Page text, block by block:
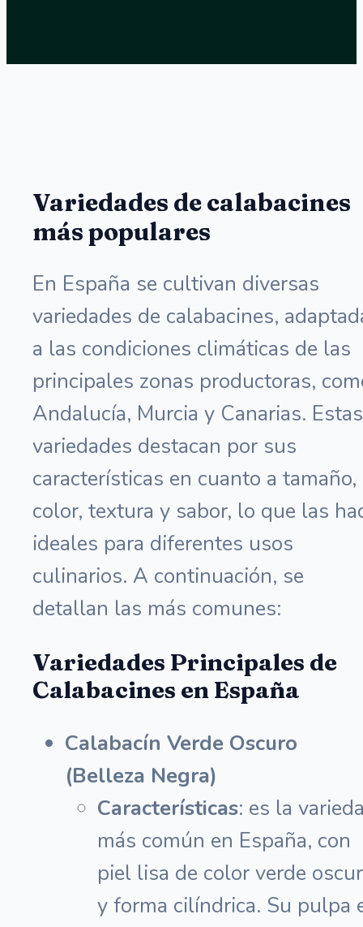
Variedades de calabacines
más populares
En España se cultivan diversas
variedades de calabacines,
a las condiciones climáticas de las
principales zonas productoras,
Andalucía, Murcia y Canarias. Estas
variedades destacan por sus
características en cuanto a tamaño,
color, textura y sabor, lo que las
ideales para diferentes usos
culinarios. A continuación, se
detallan las más comunes:
Variedades Principales de
Calabacines en España
Calabacín Verde Oscuro
(Belleza Negra)
Características: es la
más común en España, con
piel lisa de color verde
y forma cilíndrica. Su pulpa